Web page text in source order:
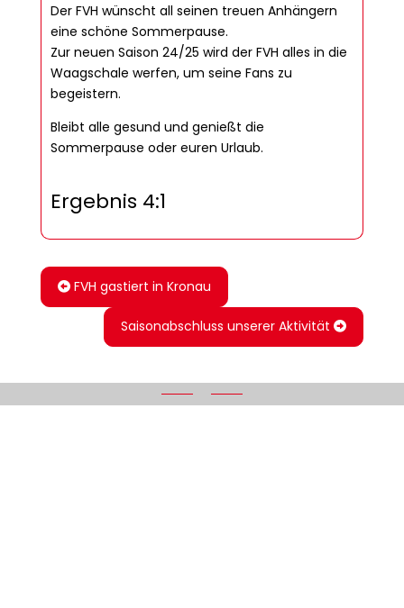
Der FVH wünscht all seinen treuen Anhängern
eine schöne Sommerpause.
Zur neuen Saison 24/25 wird der FVH alles in die
Waagschale werfen, um seine Fans zu
begeistern.
Bleibt alle gesund und genießt die
Sommerpause oder euren Urlaub.
Ergebnis 4:1
FVH gastiert in Kronau
Saisonabschluss unserer Aktivität